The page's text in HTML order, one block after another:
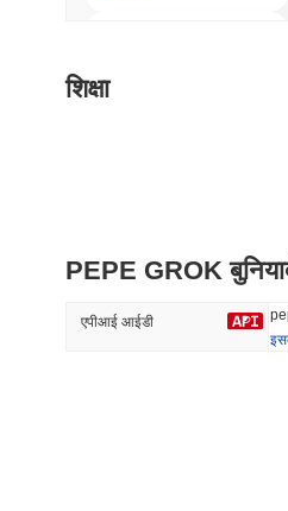
#315
शिक्षा
PEPE GROK
एपीआई आईडी